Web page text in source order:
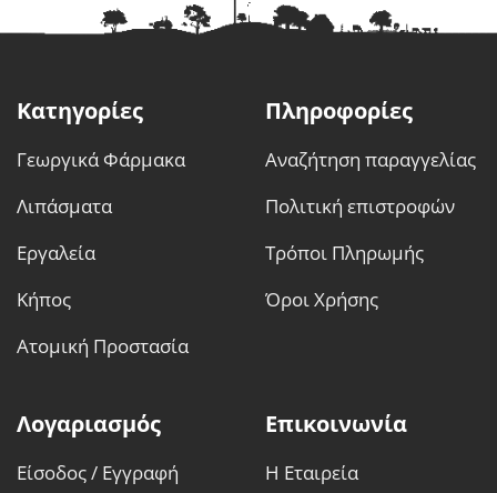
Οι
επιλεγούν
σελίδα
του
προϊόντος
Κατηγορίες
Γεωργικά Φάρμακα
Λιπάσματα
Εργαλεία
Κήπος
Ατομική Προστασία
Πληροφορίες
Αναζήτηση παραγγελίας
Πολιτική επιστροφών
Τρόποι Πληρωμής
Όροι Χρήσης
Λογαριασμός
Είσοδος / Εγγραφή
Επικοινωνία
Η Εταιρεία